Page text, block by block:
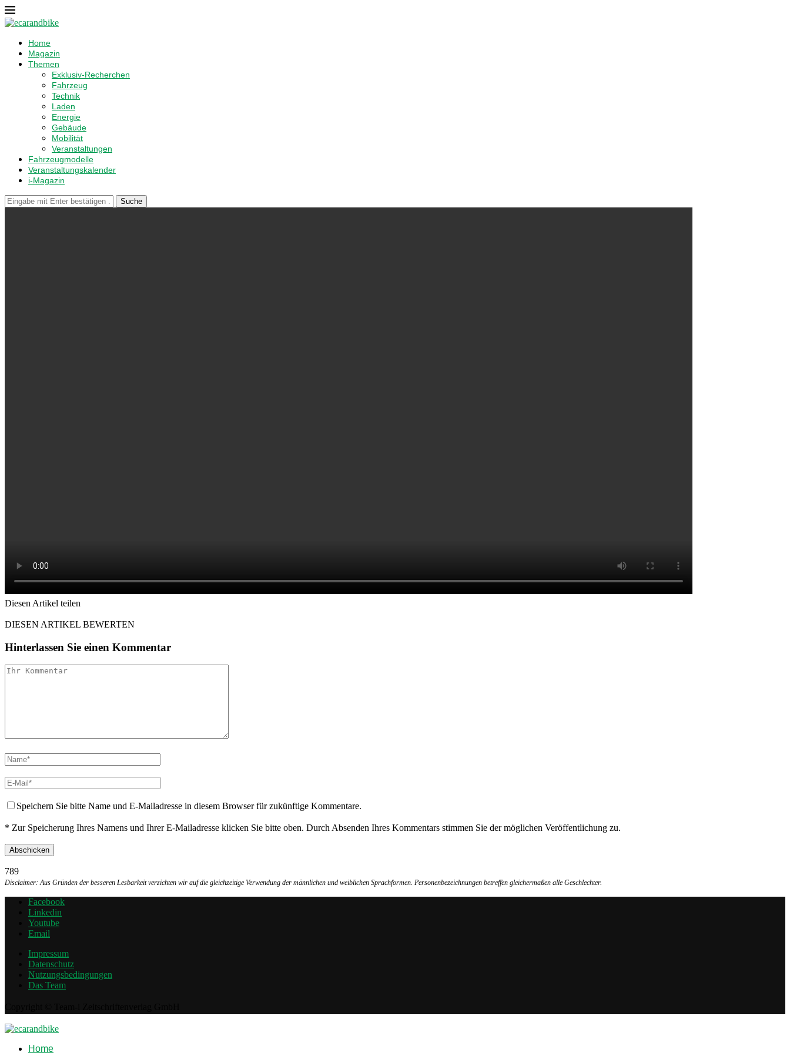
Home
Magazin
Themen
Exklusiv-Recherchen
Fahrzeug
Technik
Laden
Energie
Gebäude
Mobilität
Veranstaltungen
Fahrzeugmodelle
Veranstaltungskalender
i-Magazin
Suche
Diesen Artikel teilen
DIESEN ARTIKEL BEWERTEN
Hinterlassen Sie einen Kommentar
Speichern Sie bitte Name und E-Mailadresse in diesem Browser für zukünftige Kommentare.
* Zur Speicherung Ihres Namens und Ihrer E-Mailadresse klicken Sie bitte oben. Durch Absenden Ihres Kommentars stimmen Sie der möglichen Veröffentlichung zu.
789
Disclaimer: Aus Gründen der besseren Lesbarkeit verzichten wir auf die gleichzeitige Verwendung der männlichen und weiblichen Sprachformen. Personenbezeichnungen betreffen gleichermaßen alle Geschlechter.
Facebook
Linkedin
Youtube
Email
Impressum
Datenschutz
Nutzungsbedingungen
Das Team
Home